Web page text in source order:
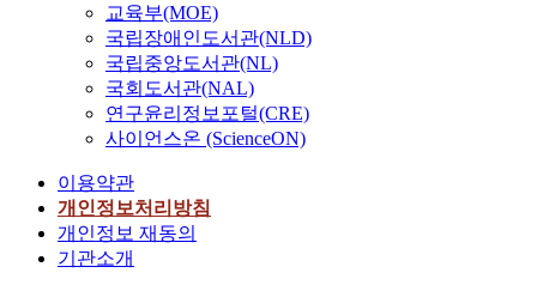
교육부(MOE)
국립장애인도서관(NLD)
국립중앙도서관(NL)
국회도서관(NAL)
연구윤리정보포털(CRE)
사이언스온 (ScienceON)
이용약관
개인정보처리방침
개인정보 재동의
기관소개